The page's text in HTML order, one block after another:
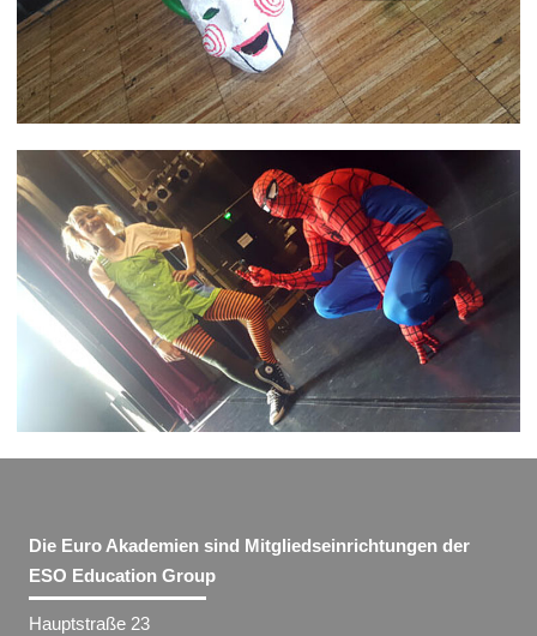
Die Euro Akademien sind Mitgliedseinrichtungen der
ESO Education Group
Hauptstraße 23